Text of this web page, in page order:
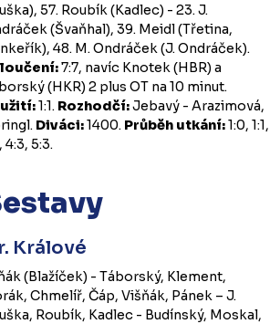
57. Roubík (Kadlec) - 23. J.
(Švaňhal), 39. Meidl (Třetina,
48. M. Ondráček (J. Ondráček).
7:7, navíc Knotek (HBR) a
(HKR) 2 plus OT na 10 minut.
1:1. Rozhodčí:Jebavý - Arazimová,
Diváci:1400. Průběh utkání:1:0, 1:1,
4:3, 5:3.
Králové
(Blažíček) - Táborský, Klement,
Chmelíř, Čáp, Višňák, Pánek – J.
Roubík, Kadlec - Budínský, Moskal,